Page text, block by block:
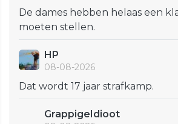
De dames hebben helaas een
moeten stellen.
HP
08-08-2026
Dat wordt 17 jaar strafkamp.
GrappigeIdioot